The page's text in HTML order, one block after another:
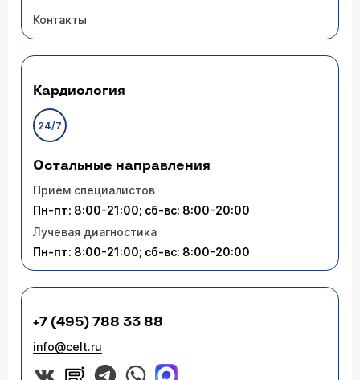
Контакты
Кардиология
24/7
Остальные направления
Приём специалистов
Пн-пт: 8:00-21:00; сб-вс: 8:00-20:00
Лучевая диагностика
Пн-пт: 8:00-21:00; сб-вс: 8:00-20:00
+7 (495) 788 33 88
info@celt.ru